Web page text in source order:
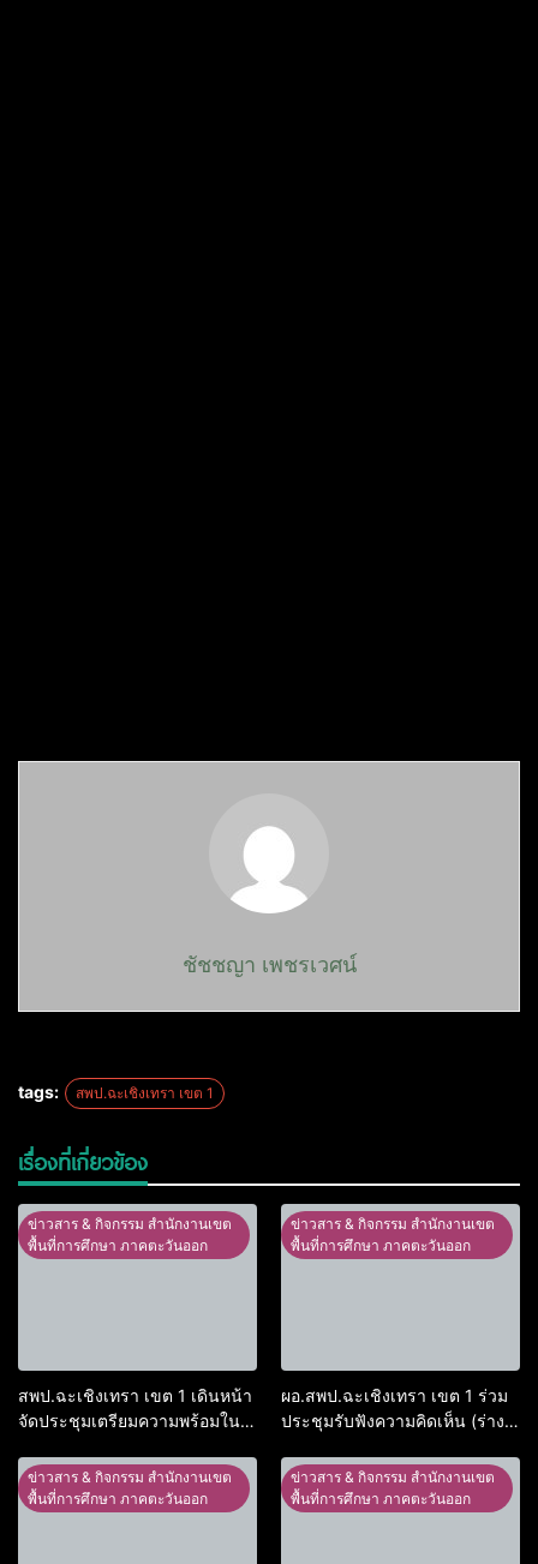
ชัชชญา เพชรเวศน์
tags: สพป.ฉะเชิงเทรา เขต 1
เรื่องที่เกี่ยวข้อง
ข่าวสาร & กิจกรรม สำนักงานเขต
พื้นที่การศึกษา ภาคตะวันออก
สพป.ฉะเชิงเทรา เขต 1 เดินหน้า
จัดประชุมเตรียมความพร้อมใน
ระดับการบริหารงานตามหลักธร
รมาภิบาล
ข่าวสาร & กิจกรรม สำนักงานเขต
พื้นที่การศึกษา ภาคตะวันออก
ผอ.สพป.ฉะเชิงเทรา เขต 1 ร่วม
ประชุมรับฟังความคิดเห็น (ร่าง)
ใหม่ ร่วมกับองค์กรวิชาการระดับ
ประเทศกรุงเทพมหานคร
ข่าวสาร & กิจกรรม สำนักงานเขต
พื้นที่การศึกษา ภาคตะวันออก
ข่าวสาร & กิจกรรม สำนักงานเขต
พื้นที่การศึกษา ภาคตะวันออก